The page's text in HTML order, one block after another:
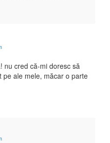
cred că-mi doresc să
pe ale mele, măcar o parte